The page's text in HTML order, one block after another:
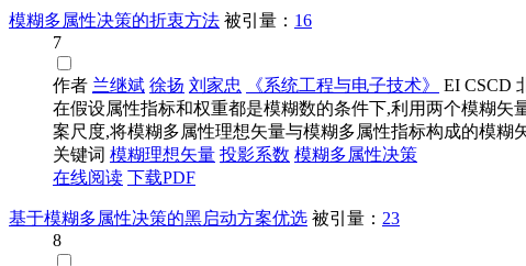
模糊多属性决策的折衷方法 被引量： 16
7
作者 兰继斌 徐扬 刘家忠 《系统工程与电子技术》 EI CSCD
在假设属性指标和权重都是模糊数的条件下,利用两个模糊
案尺度,将模糊多属性理想矢量与模糊多属性指标构成的模糊
关键词 模糊理想矢量 投影系数 模糊多属性决策
在线阅读 下载PDF
基于模糊多属性决策的黑启动方案优选 被引量： 23
8